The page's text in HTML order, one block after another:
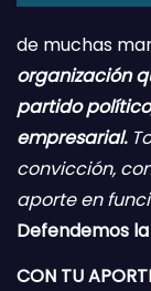
de muchas
organización
partido
empresarial.
convicción,
aporte en
Defendemos
CON TU